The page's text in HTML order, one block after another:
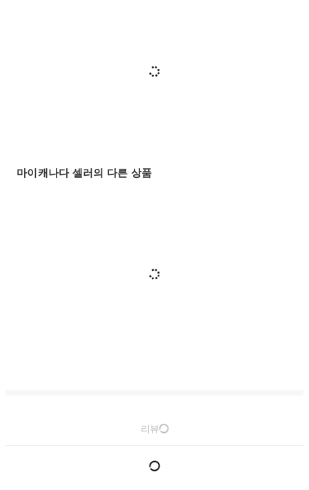
마이캐나다 셀러의 다른 상품
리뷰